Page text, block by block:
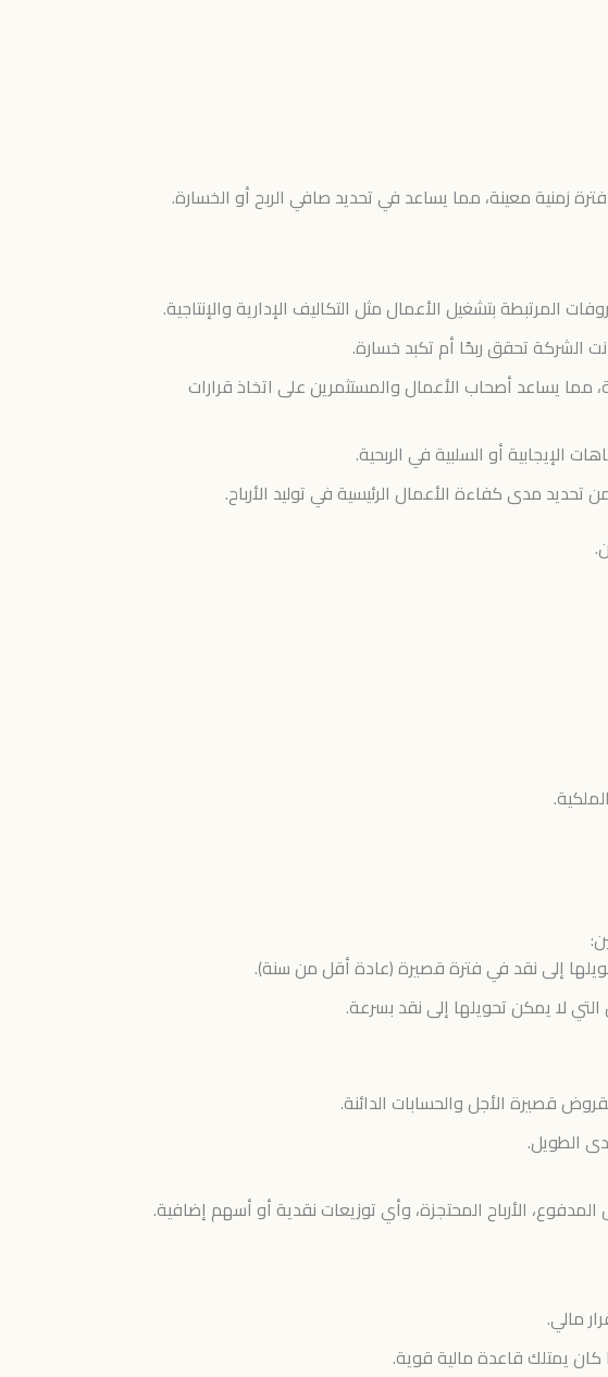
زمنية معينة، مما يساعد في تحديد صافي الربح أو الخسارة.
المرتبطة بتشغيل الأعمال مثل التكاليف الإدارية والإنتاجية.
الشركة تحقق ربحًا أم تكبد خسارة.
مما يساعد أصحاب الأعمال والمستثمرين على اتخاذ قرارات
الإيجابية أو السلبية في الربحية.
تحديد مدى كفاءة الأعمال الرئيسية في توليد الأرباح.
إلى نقد في فترة قصيرة (عادة أقل من سنة).
لا يمكن تحويلها إلى نقد بسرعة.
قصيرة الأجل والحسابات الدائنة.
الطويل.
الأرباح المحتجزة، وأي توزيعات نقدية أو أسهم إضافية.
مالي.
يمتلك قاعدة مالية قوية.